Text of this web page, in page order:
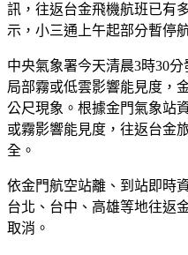
訊，往返台金飛機航班已有
示，小三通上午起部分暫停
中央氣象署今天清晨3時30
局部霧或低雲影響能見度，
公尺現象。根據金門氣象站
或霧影響能見度，往返台金
全。
依金門航空站離、到站即時
台北、台中、高雄等地往返
取消。